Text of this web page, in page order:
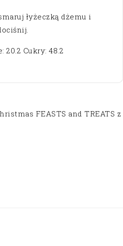
łyżeczką dżemu i
20.2 Cukry: 48.2
FEASTS and TREATS z